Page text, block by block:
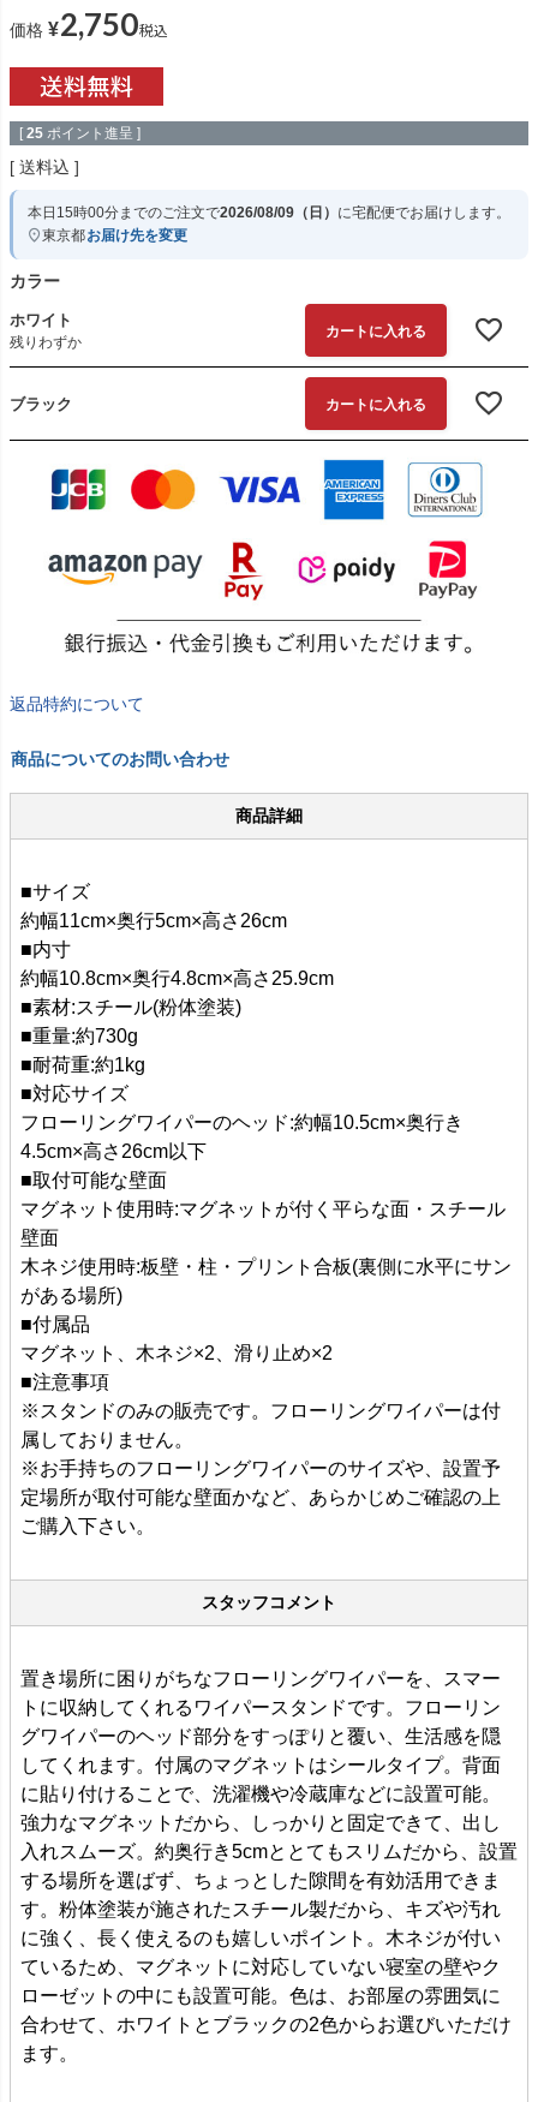
価格 ¥2,750税込
[ 25 ポイント進呈 ]
送料込
本日 15時00分までのご注文で2026/08/09（日） に宅配便でお届けします。
東京都お届け先を変更
カラー
ホワイト
残りわずか
カートに入れる
ブラック カートに入れる
返品特約について
商品についてのお問い合わせ
商品詳細
■サイズ
約幅11cm×奥行5cm×高さ26cm
■内寸
約幅10.8cm×奥行4.8cm×高さ25.9cm
■素材:スチール(粉体塗装)
■重量:約730g
■耐荷重:約1kg
■対応サイズ
フローリングワイパーのヘッド:約幅10.5cm×奥行き
4.5cm×高さ26cm以下
■取付可能な壁面
マグネット使用時:マグネットが付く平らな面・スチール
壁面
木ネジ使用時:板壁・柱・プリント合板(裏側に水平にサン
がある場所)
■付属品
マグネット、木ネジ×2、滑り止め×2
■注意事項
※スタンドのみの販売です。フローリングワイパーは付
属しておりません。
※お手持ちのフローリングワイパーのサイズや、設置予
定場所が取付可能な壁面かなど、あらかじめご確認の上
ご購入下さい。
スタッフコメント
置き場所に困りがちなフローリングワイパーを、スマー
トに収納してくれるワイパースタンドです。フローリン
グワイパーのヘッド部分をすっぽりと覆い、生活感を隠
してくれます。付属のマグネットはシールタイプ。背面
に貼り付けることで、洗濯機や冷蔵庫などに設置可能。
強力なマグネットだから、しっかりと固定できて、出し
入れスムーズ。約奥行き5cmととてもスリムだから、設置
する場所を選ばず、ちょっとした隙間を有効活用できま
す。粉体塗装が施されたスチール製だから、キズや汚れ
に強く、長く使えるのも嬉しいポイント。木ネジが付い
ているため、マグネットに対応していない寝室の壁やク
ローゼットの中にも設置可能。色は、お部屋の雰囲気に
合わせて、ホワイトとブラックの2色からお選びいただけ
ます。